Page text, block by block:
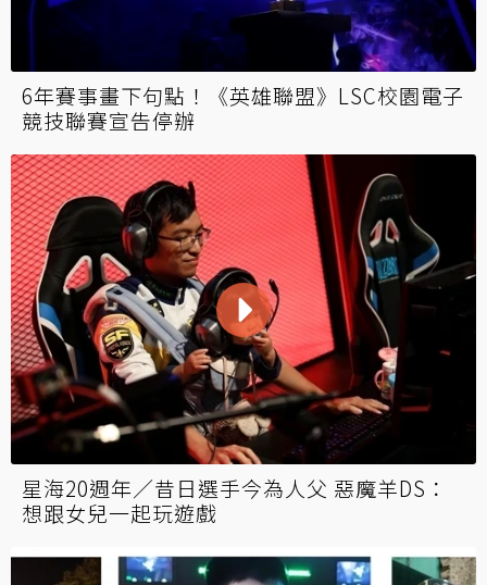
6年賽事畫下句點！《英雄聯盟》LSC校園電子
競技聯賽宣告停辦
星海20週年／昔日選手今為人父 惡魔羊DS：
想跟女兒一起玩遊戲